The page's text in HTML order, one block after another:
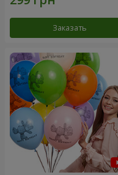
Заказать